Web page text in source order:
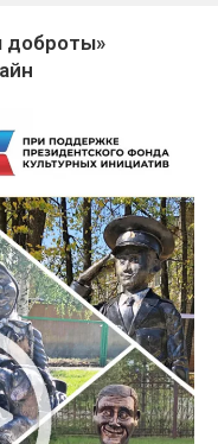
доброты»